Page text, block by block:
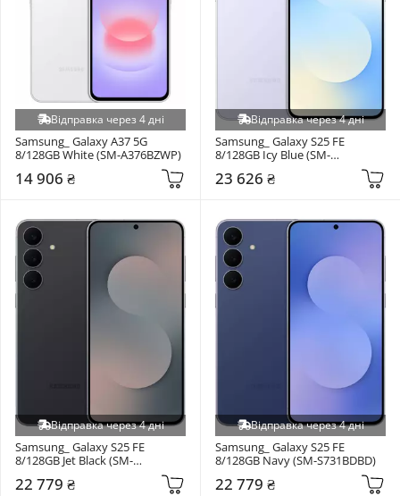
Відправка через 4 дні
Samsung_ Galaxy A37 5G
8/128GB White (SM-A376BZWP)
14 906 ₴
Відправка через 4 дні
Samsung_ Galaxy S25 FE
8/128GB Icy Blue (SM-
23 626 ₴
Відправка через 4 дні
Samsung_ Galaxy S25 FE
8/128GB Jet Black (SM-
22 779 ₴
Відправка через 4 дні
Samsung_ Galaxy S25 FE
8/128GB Navy (SM-S731BDBD)
22 779 ₴